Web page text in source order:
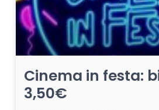
Cinema in festa:
3,50€